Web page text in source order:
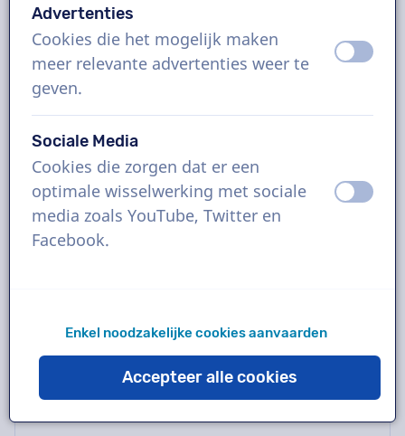
Indonesische voice-overs,
overige, man en vrouw
enkele klikken of vraag een gratis demo aan.
De meeste voice-overs leveren binnen 24
uur of sneller. Zodra je bestelling geplaatst is
heb je rechtstreeks contact via de chatbox
met de stemacteur. Hulp nodig met casten?
Advertenties
Cookies die het mogelijk maken
meer relevante advertenties weer te
geven.
uit aan
Sociale Media
Cookies die zorgen dat er een
optimale wisselwerking met sociale
media zoals YouTube, Twitter en
Facebook.
uit aan
Enkel noodzakelijke cookies aanvaarden
Accepteer alle cookies